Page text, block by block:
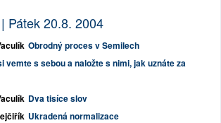
Pátek 20.8. 2004
Obrodný proces v Semilech
vemte s sebou a naložte s nimi, jak uznáte za
Dva tisíce slov
Ukradená normalizace